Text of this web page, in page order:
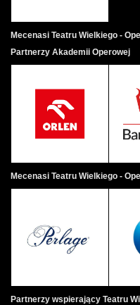
Mecenasi Teatru Wielkiego -
Partnerzy Akademii Operowej
Mecenasi Teatru Wielkiego -
Partnerzy wspierający Teatru